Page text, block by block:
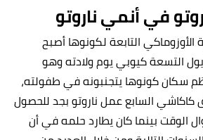
في أنمي ناروتو
التابعة لكونوها أصبح
التسعة كيوبي يوم ولادته وهو
سكان كونوها يتجنبونه في طفولته،
كاكاشي السابع عمل ناروتو بجد للحصول
الوقت بينما كان يطارد حلمه في أن